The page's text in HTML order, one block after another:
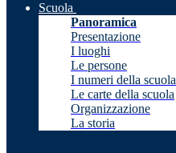
Scuola
Panoramica
Presentazione
I luoghi
Le persone
I numeri della scuola
Le carte della scuola
Organizzazione
La storia